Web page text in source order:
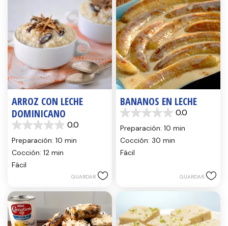
ARROZ CON LECHE
DOMINICANO
0.0
0.0
de
estrellas.
Preparación: 10 min
Cocción: 12 min
Fácil
GUARDAR
BANANOS EN LECHE
0.0
0.0
de
estrellas.
Preparación: 10 min
Cocción: 30 min
Fácil
GUARDAR